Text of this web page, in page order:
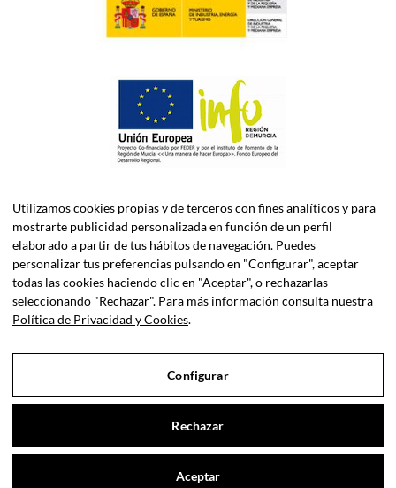
ASELEC CONSULTORES, S.L.P. es una firma especializada en
Asesoría Fiscal, Contable, Laboral y Jurídica, así como
Sociedad Profesional Inscrita en el Registro de Sociedades
Iltre. Colegio de Abogados de Murcia.
Aviso legal|Privacidad de datos|Cookies|© Copyright 2021 |
Utilizamos cookies propias y de terceros con fines analíticos y para
mostrarte publicidad personalizada en función de un perfil
elaborado a partir de tus hábitos de navegación. Puedes
personalizar tus preferencias pulsando en "Configurar", aceptar
todas las cookies haciendo clic en "Aceptar", o rechazarlas
seleccionando "Rechazar". Para más información consulta nuestra
Política de Privacidad y Cookies.
Configurar
Rechazar
Aceptar